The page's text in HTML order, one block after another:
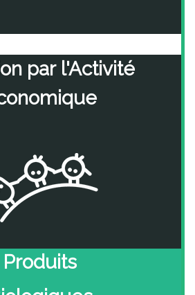
par l'Activité
Produits